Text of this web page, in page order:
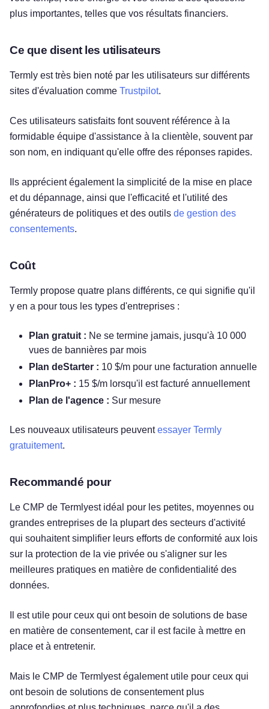
plus importantes, telles que vos résultats financiers.
Ce que disent les utilisateurs
Termly est très bien noté par les utilisateurs sur différents
sites d'évaluation comme Trustpilot.
Ces utilisateurs satisfaits font souvent référence à la
formidable équipe d'assistance à la clientèle, souvent par
son nom, en indiquant qu'elle offre des réponses rapides.
Ils apprécient également la simplicité de la mise en place
et du dépannage, ainsi que l'efficacité et l'utilité des
générateurs de politiques et des outils de gestion des
consentements.
Coût
Termly propose quatre plans différents, ce qui signifie qu'il
y en a pour tous les types d'entreprises :
Plan gratuit : Ne se termine jamais, jusqu'à 10 000
vues de bannières par mois
Plan deStarter : 10 $/m pour une facturation annuelle
PlanPro+ : 15 $/m lorsqu'il est facturé annuellement
Plan de l'agence : Sur mesure
Les nouveaux utilisateurs peuventessayer Termly
gratuitement.
Recommandé pour
Le CMP de Termlyest idéal pour les petites, moyennes ou
grandes entreprises de la plupart des secteurs d'activité
qui souhaitent simplifier leurs efforts de conformité aux lois
sur la protection de la vie privée ou s'aligner sur les
meilleures pratiques en matière de confidentialité des
données.
Il est utile pour ceux qui ont besoin de solutions de base
en matière de consentement, car il est facile à mettre en
place et à entretenir.
Mais le CMP de Termlyest également utile pour ceux qui
ont besoin de solutions de consentement plus